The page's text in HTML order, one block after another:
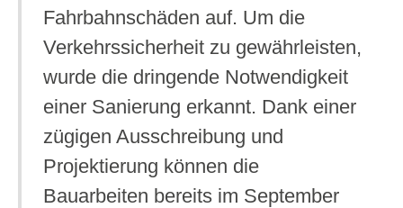
Fahrbahnschäden auf. Um die
Verkehrssicherheit zu gewährleisten,
wurde die dringende Notwendigkeit
einer Sanierung erkannt. Dank einer
zügigen Ausschreibung und
Projektierung können die
Bauarbeiten bereits im September